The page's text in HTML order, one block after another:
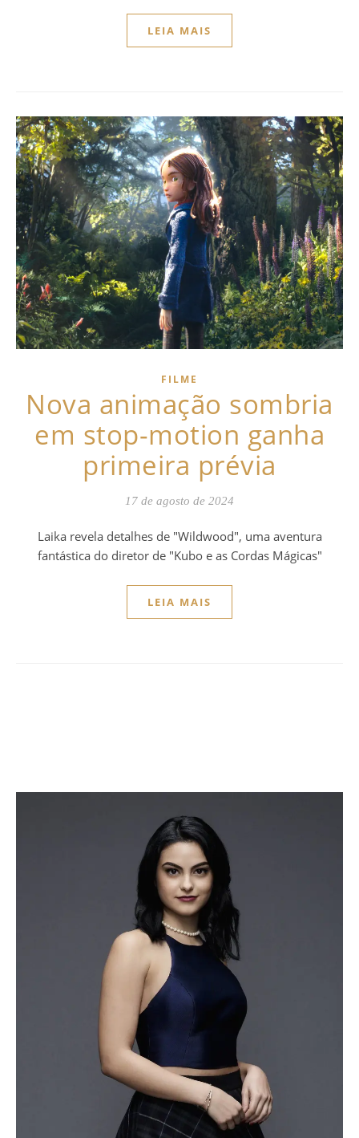
LEIA MAIS
FILME
Nova animação sombria
em stop-motion ganha
primeira prévia
17 de agosto de 2024
Laika revela detalhes de "Wildwood", uma aventura
fantástica do diretor de "Kubo e as Cordas Mágicas"
LEIA MAIS